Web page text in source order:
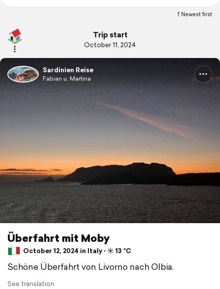
Newest first
Trip start
October 11, 2024
Sardinien Reise
Fabian u. Martina
Überfahrt mit Moby
October 12, 2024 in Italy ⋅ ☀️ 13 °C
Schöne Überfahrt von Livorno nach Olbia.
See translation